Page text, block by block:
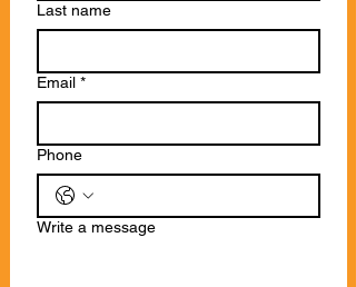
Last name
Email *
Phone
Write a message